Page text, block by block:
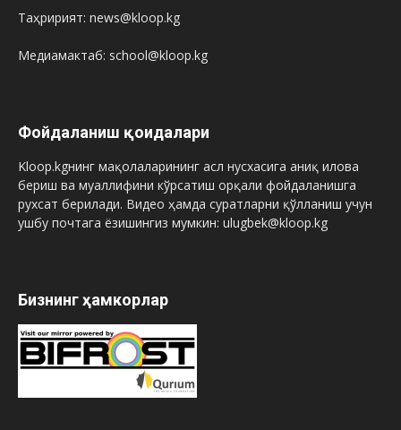
Таҳририят: news@kloop.kg
Медиамактаб: school@kloop.kg
Фойдаланиш қоидалари
Kloop.kgнинг мақолаларининг асл нусхасига аниқ илова
бериш ва муаллифини кўрсатиш орқали фойдаланишга
рухсат берилади. Видео ҳамда суратларни қўлланиш учун
ушбу почтага ёзишингиз мумкин: ulugbek@kloop.kg
Бизнинг ҳамкорлар